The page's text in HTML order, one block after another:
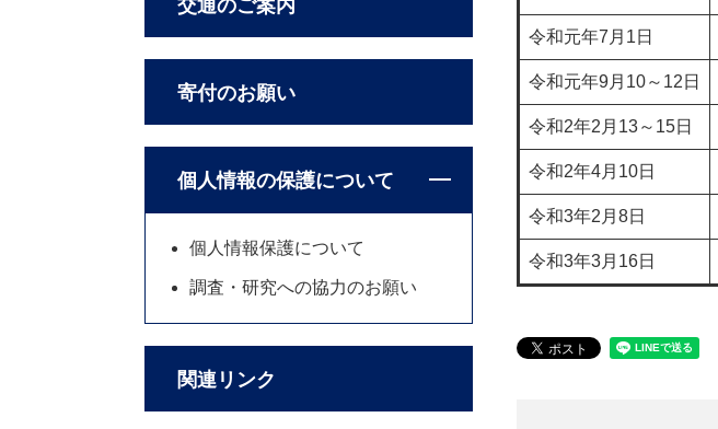
令和元年7月1日
令和元年9月10～12日
令和2年2月13～15日
令和2年4月10日
令和3年2月8日
令和3年3月16日
交通のご案内
寄付のお願い
個人情報の保護について
個人情報保護について
調査・研究への協力のお願い
関連リンク